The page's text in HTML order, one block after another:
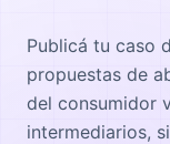
Publicá tu caso
propuestas de
del consumidor
intermediarios,